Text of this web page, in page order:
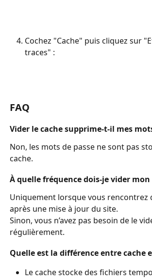
Cochez "Cache" puis cliquez sur
traces" :
FAQ
Vider le cache supprime-t-il mes
Non, les mots de passe ne sont pas
cache.
À quelle fréquence dois-je vider mon
Uniquement lorsque vous rencontrez
après une mise à jour du site.
Sinon, vous n’avez pas besoin de le
régulièrement.
Quelle est la différence entre cache
Le cache stocke des fichiers